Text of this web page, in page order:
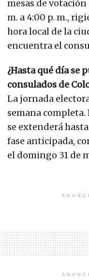
mesas de votación
m. a 4:00 p. m.,
hora local de la
encuentra el
¿Hasta qué día se
consulados de
La jornada
semana completa.
se extenderá
fase anticipada,
el domingo 31 de